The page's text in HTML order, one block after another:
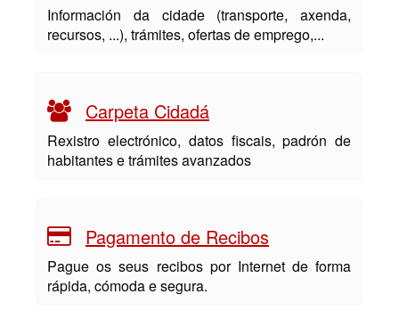
Información da cidade (transporte, axenda,
recursos, ...), trámites, ofertas de emprego,...
Carpeta Cidadá
Rexistro electrónico, datos fiscais, padrón de
habitantes e trámites avanzados
Pagamento de Recibos
Pague os seus recibos por Internet de forma
rápida, cómoda e segura.